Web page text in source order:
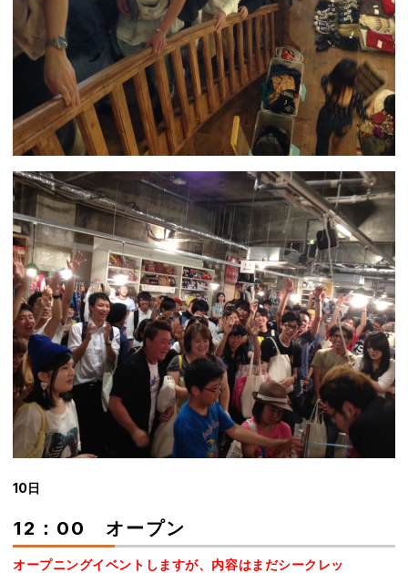
10日
12：00 オープン
オープニングイベントしますが、内容はまだシークレッ